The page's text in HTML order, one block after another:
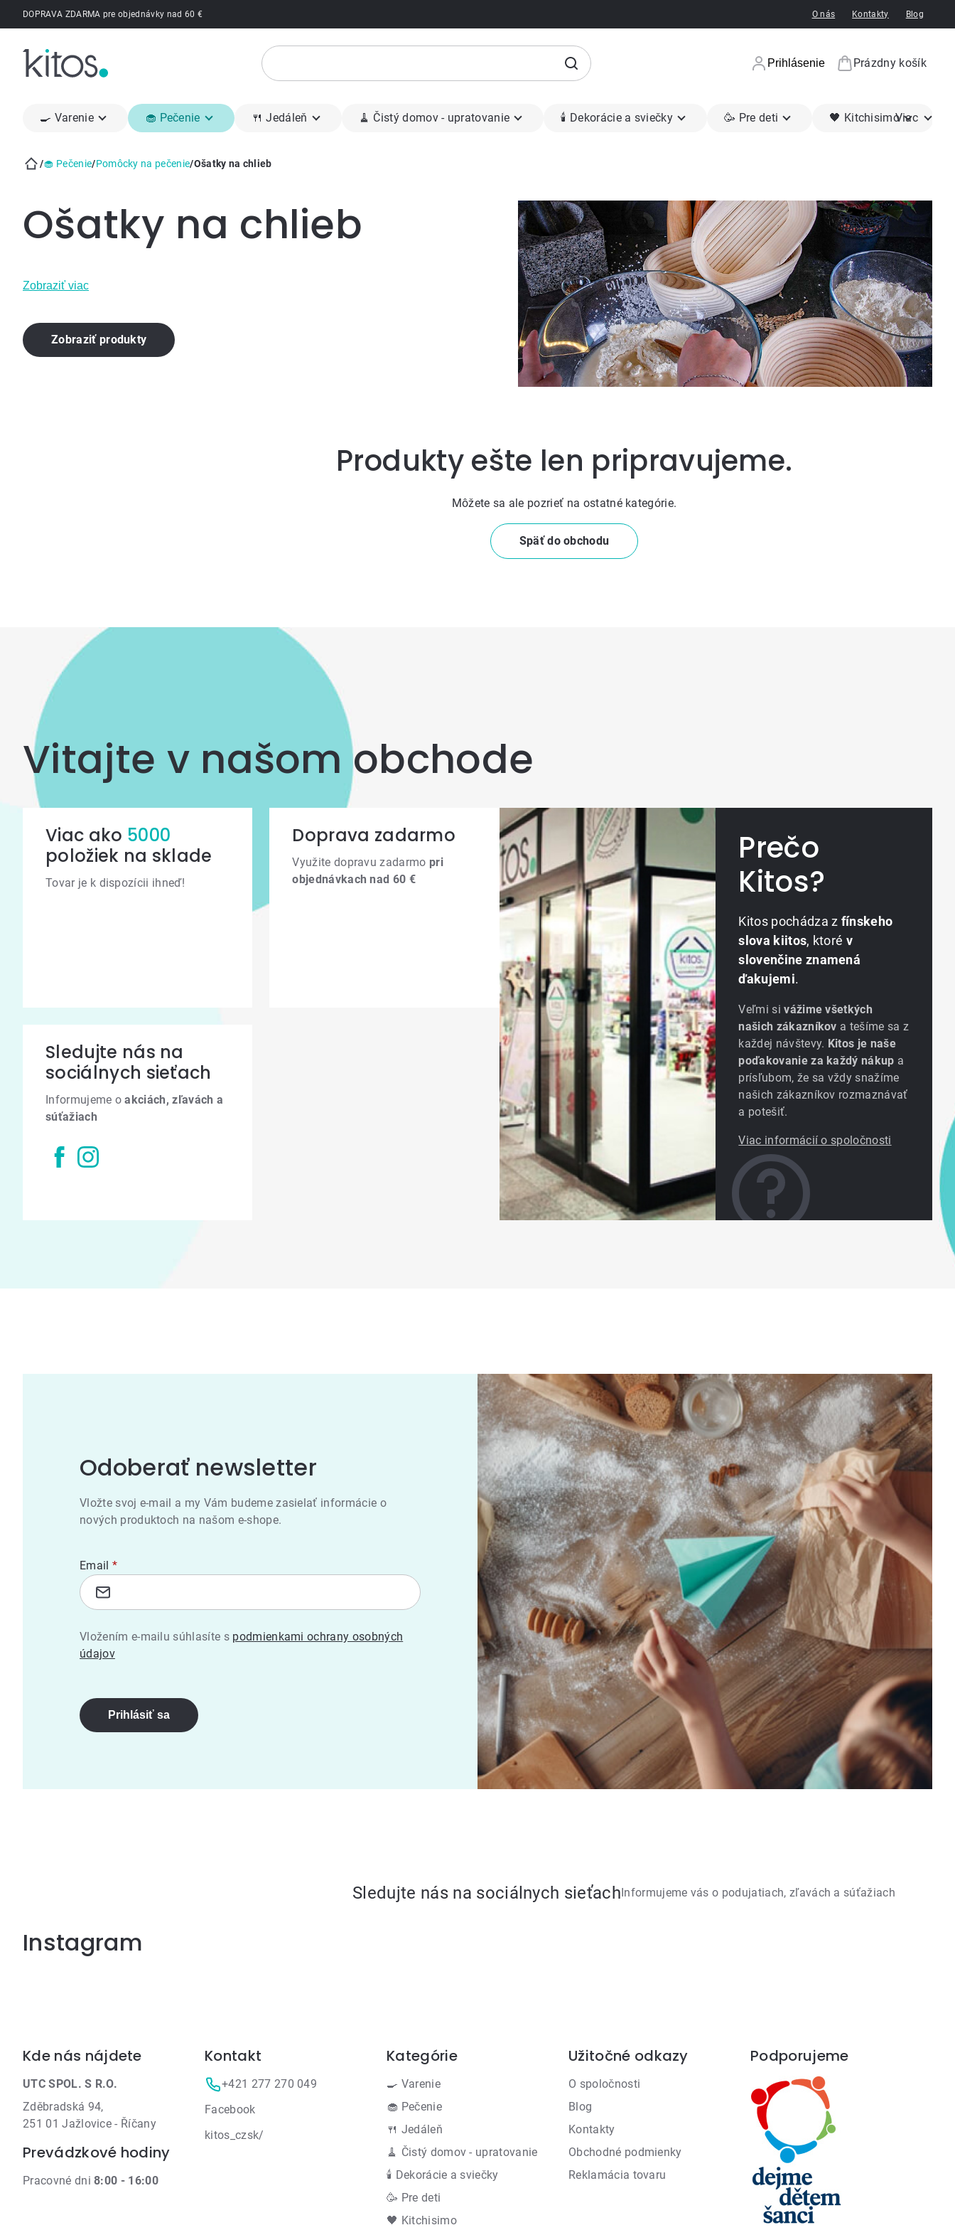
PrejsťDOPRAVA ZDARMA pre objednávky nad 60 € O nás Kontakty Blog
Prihlásenie
Nákupný
Prázdny košík
🍳 Varenie 🧁 Pečenie 🍴 Jedáleň 🧹 Čistý domov - upratovanie 🕯 Dekorácie a sviečky 🥳 Pre deti 🖤 KitchisimoViac
/🧁 Pečenie/Pomôcky na pečenie/Ošatky na chlieb
Ošatky na chlieb
Zobraziť viac
Zobraziť produkty
Produkty ešte len pripravujeme.
Môžete sa ale pozrieť na ostatné kategórie.
Späť do obchodu
Vitajte v našom obchode
Viac ako 5000
položiek na sklade
Tovar je k dispozícii ihneď!
Doprava zadarmo
Využite dopravu zadarmo pri
objednávkach nad 60 €
Sledujte nás na
sociálnych sieťach
Informujeme oakciách, zľavách a
súťažiach
Prečo
Kitos?
Kitos pochádza z fínskeho
slova kiitos, ktoré v
slovenčine znamená
ďakujemi.
Veľmi sivážime všetkých
našich zákazníkov a tešíme sa z
každej návštevy. Kitos je naše
poďakovanie za každý nákup a
prísľubom, že sa vždy snažíme
našich zákazníkov rozmaznávať
a potešiť.
Viac informácií o spoločnosti
Odoberať newsletter
Vložte svoj e-mail a my Vám budeme zasielať informácie o
nových produktoch na našom e-shope.
Email
Vložením e-mailu súhlasíte s podmienkami ochrany osobných
údajov
Prihlásiť sa
Sledujte nás na sociálnych sieťachInformujeme vás o podujatiach, zľavách a súťažiach
Instagram
Zápätie
Kde nás nájdete
UTC SPOL. S R.O.
Zděbradská 94,
251 01 Jažlovice - Říčany
Prevádzkové hodiny
Pracovné dni8:00 - 16:00
Kontakt
+421 277 270 049
Facebook
kitos_czsk/
Preskočiť
Kategórie
🍳 Varenie
🧁 Pečenie
🍴 Jedáleň
🧹 Čistý domov - upratovanie
🕯 Dekorácie a sviečky
🥳 Pre deti
🖤 Kitchisimo
Užitočné odkazy
O spoločnosti
Blog
Kontakty
Obchodné podmienky
Reklamácia tovaru
Podporujeme